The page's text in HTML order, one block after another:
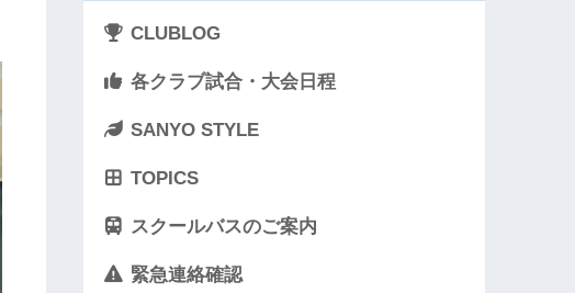
CLUBLOG
各クラブ試合・大会日程
SANYO STYLE
TOPICS
スクールバスのご案内
緊急連絡確認